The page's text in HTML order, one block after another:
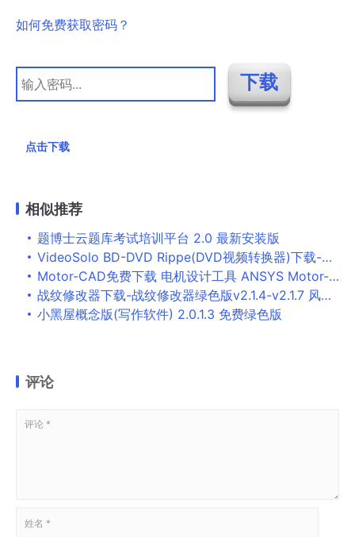
如何免费获取密码？
点击下载
相似推荐
题博士云题库考试培训平台 2.0 最新安装版
VideoSolo BD-DVD Rippe(DVD视频转换器)下载-VideoSolo BD-DVD Rippe免费版下载
Motor-CAD免费下载 电机设计工具 ANSYS Motor-CAD v12.1.23 免费授权版(附激活工具+教程)
战纹修改器下载-战纹修改器绿色版v2.1.4-v2.1.7 风灵月影版下载
小黑屋概念版(写作软件) 2.0.1.3 免费绿色版
评论